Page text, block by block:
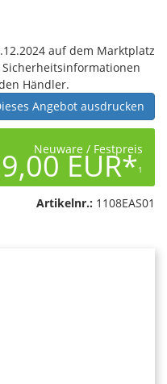
auf dem Marktplatz
Händler.
Angebot ausdrucken
Neuware / Festpreis
EUR*1
Artikelnr.: 1108EAS01